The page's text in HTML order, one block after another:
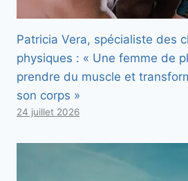
Patricia Vera, spécialiste des
physiques : « Une femme de
prendre du muscle et
son corps »
24 juillet 2026